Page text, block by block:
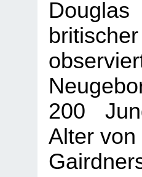
200
Alter